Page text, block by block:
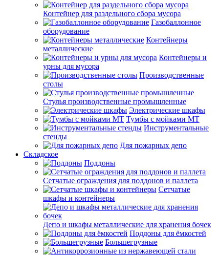
Контейнер для раздельного сбора мусора
Газобаллонное
оборудование
Контейнеры
металлические
Контейнеры и
урны для мусора
Производственные
столы
Стулья производственные промышленные
Электрические шкафы
Тумбы с мойками МТ
Инструментальные
стенды
Для пожарных депо
Складское
Поддоны
Сетчатые ограждения для поддонов и паллета
Сетчатые
шкафы и контейнеры
Депо и шкафы металлические для хранения бочек
Поддоны для ёмкостей
Большегрузные